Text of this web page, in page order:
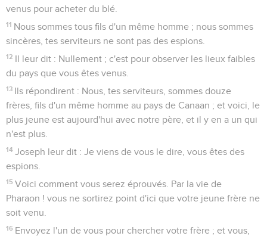
venus pour acheter du blé.
11 Nous sommes tous fils d'un même homme ; nous sommes
sincères, tes serviteurs ne sont pas des espions.
12 Il leur dit : Nullement ; c'est pour observer les lieux faibles
du pays que vous êtes venus.
13 Ils répondirent : Nous, tes serviteurs, sommes douze
frères, fils d'un même homme au pays de Canaan ; et voici, le
plus jeune est aujourd'hui avec notre père, et il y en a un qui
n'est plus.
14 Joseph leur dit : Je viens de vous le dire, vous êtes des
espions.
15 Voici comment vous serez éprouvés. Par la vie de
Pharaon ! vous ne sortirez point d'ici que votre jeune frère ne
soit venu.
16 Envoyez l'un de vous pour chercher votre frère ; et vous,